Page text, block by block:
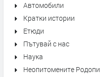
Автомобили
Кратки истории
Етюди
Пътувай с нас
Наука
Неопитомените Родопи